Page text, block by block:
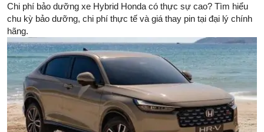
Chi phí bảo dưỡng xe Hybrid Honda có thực sự cao? Tìm hiểu
chu kỳ bảo dưỡng, chi phí thực tế và giá thay pin tại đại lý chính
hãng.